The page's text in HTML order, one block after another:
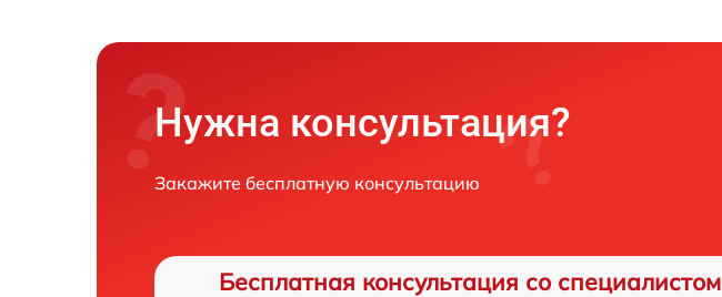
Нужна консультация?
Закажите бесплатную консультацию
Бесплатная консультация со специалистом